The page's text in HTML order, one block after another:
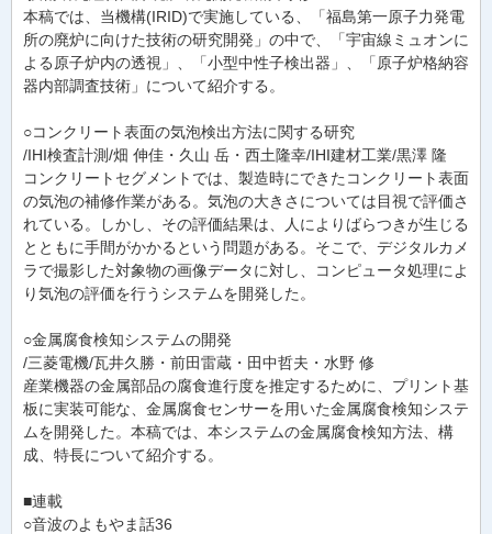
本稿では、当機構(IRID)で実施している、「福島第一原子力発電
所の廃炉に向けた技術の研究開発」の中で、「宇宙線ミュオンに
よる原子炉内の透視」、「小型中性子検出器」、「原子炉格納容
器内部調査技術」について紹介する。
○コンクリート表面の気泡検出方法に関する研究
/IHI検査計測/畑 伸佳・久山 岳・西土隆幸/IHI建材工業/黒澤 隆
コンクリートセグメントでは、製造時にできたコンクリート表面
の気泡の補修作業がある。気泡の大きさについては目視で評価さ
れている。しかし、その評価結果は、人によりばらつきが生じる
とともに手間がかかるという問題がある。そこで、デジタルカメ
ラで撮影した対象物の画像データに対し、コンピュータ処理によ
り気泡の評価を行うシステムを開発した。
○金属腐食検知システムの開発
/三菱電機/瓦井久勝・前田雷蔵・田中哲夫・水野 修
産業機器の金属部品の腐食進行度を推定するために、プリント基
板に実装可能な、金属腐食センサーを用いた金属腐食検知システ
ムを開発した。本稿では、本システムの金属腐食検知方法、構
成、特長について紹介する。
■連載
○音波のよもやま話36